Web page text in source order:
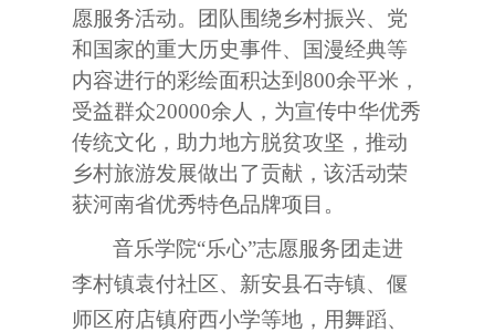
愿服务活动。团队围绕乡村振兴、党
和国家的重大历史事件、国漫经典等
内容进行的彩绘面积达到 800余平米，
受益群众20000余人，为宣传中华优秀
传统文化，助力地方脱贫攻坚，推动
乡村旅游发展做出了贡献，该活动荣
获河南省优秀特色品牌项目。
音乐学院“乐心”志愿服务团走进
李村镇袁付社区、新安县石寺镇、偃
师区府店镇府西小学等地，用舞蹈、